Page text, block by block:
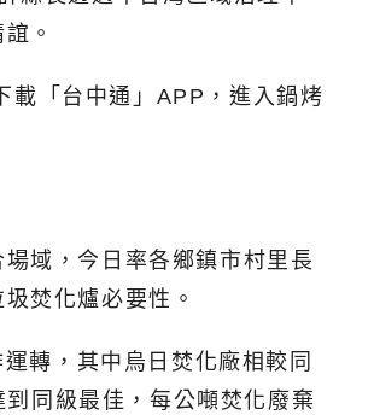
。
載「台中通」APP，進入鍋烤
域，今日率各鄉鎮市村里長
焚化爐必要性。
轉，其中烏日焚化廠相較同
同級最佳，每公噸焚化廢棄